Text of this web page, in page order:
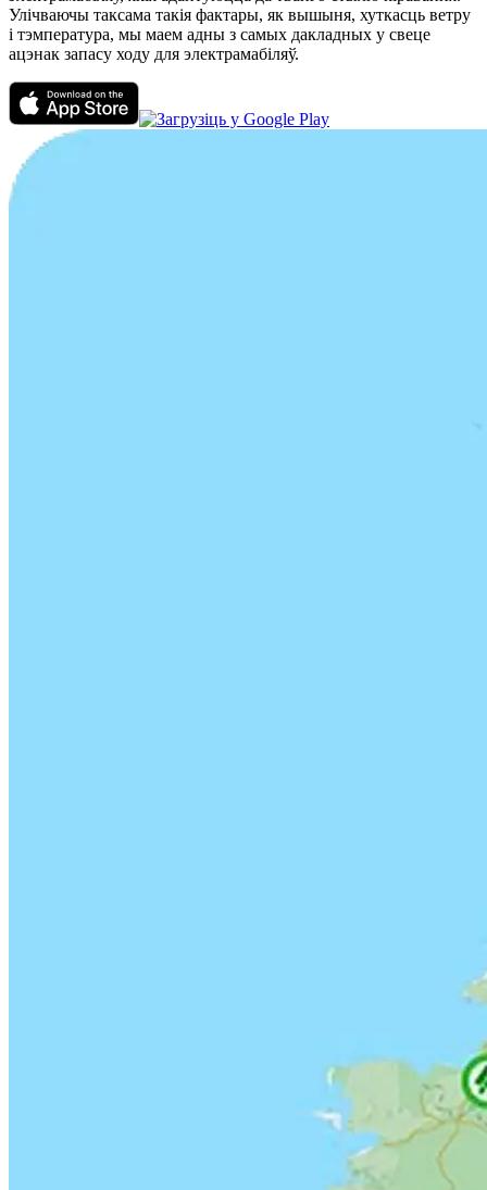
Улічваючы таксама такія фактары, як вышыня, хуткасць ветру
і тэмпература, мы маем адны з самых дакладных у свеце
ацэнак запасу ходу для электрамабіляў.